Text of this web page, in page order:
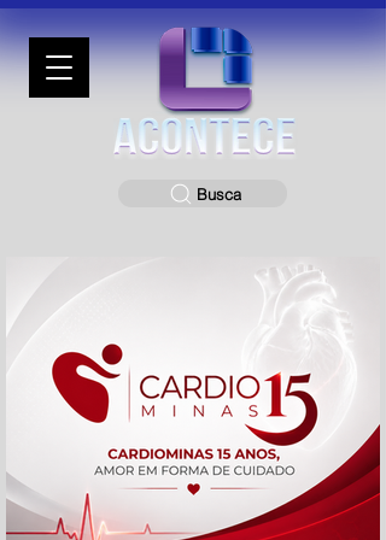
Busca